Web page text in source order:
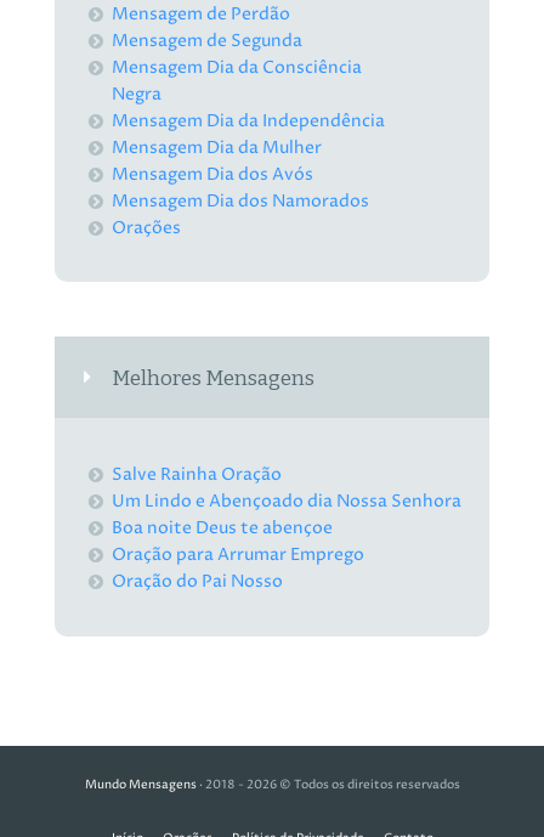
Mensagem de Perdão
Mensagem de Segunda
Mensagem Dia da Consciência
Negra
Mensagem Dia da Independência
Mensagem Dia da Mulher
Mensagem Dia dos Avós
Mensagem Dia dos Namorados
Orações
Melhores Mensagens
Salve Rainha Oração
Um Lindo e Abençoado dia Nossa Senhora
Boa noite Deus te abençoe
Oração para Arrumar Emprego
Oração do Pai Nosso
Mundo Mensagens· 2018 - 2026 © Todos os direitos reservados